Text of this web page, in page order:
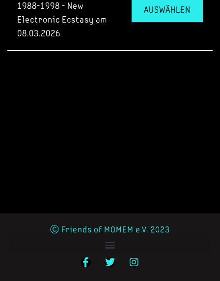
1988-1998 - New
Electronic Ecstasy am
08.03.2026
AUSWÄHLEN
Ⓒ Friends of MOMEM e.V. 2023